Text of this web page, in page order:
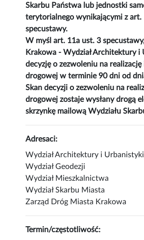
Skarbu Państwa lub jednostki
terytorialnego wynikającymi z art.
specustawy.
W myśl art. 11a ust. 3
Krakowa - Wydział Architektury i
decyzję o zezwoleniu na
drogowej w terminie 90 dni od
Skan decyzji o zezwoleniu na
drogowej zostaje wysłany drogą
skrzynkę mailową Wydziału
Adresaci:
Wydział Architektury i Urbanistyki
Wydział Geodezji
Wydział Mieszkalnictwa
Wydział Skarbu Miasta
Zarząd Dróg Miasta Krakowa
Termin/częstotliwość: